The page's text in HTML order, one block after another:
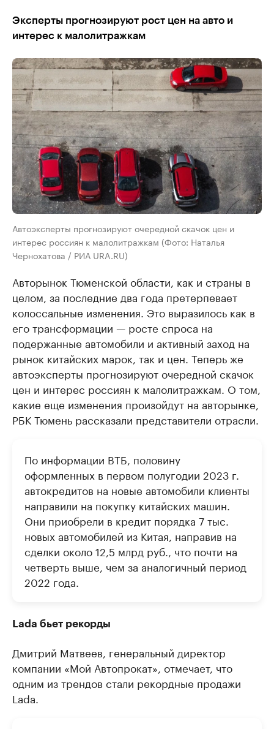
Эксперты прогнозируют рост цен на авто и
интерес к малолитражкам
Автоэксперты прогнозируют очередной скачок цен и
интерес россиян к малолитражкам (Фото: Наталья
Чернохатова / РИА URA.RU)
Авторынок Тюменской области, как и страны в
целом, за последние два года претерпевает
колоссальные изменения. Это выразилось как в
его трансформации — росте спроса на
подержанные автомобили и активный заход на
рынок китайских марок, так и цен. Теперь же
автоэксперты прогнозируют очередной скачок
цен и интерес россиян к малолитражкам. О том,
какие еще изменения произойдут на авторынке,
РБК Тюмень рассказали представители отрасли.
По информации ВТБ, половину
оформленных в первом полугодии 2023 г.
автокредитов на новые автомобили клиенты
направили на покупку китайских машин.
Они приобрели в кредит порядка 7 тыс.
новых автомобилей из Китая, направив на
сделки около 12,5 млрд руб., что почти на
четверть выше, чем за аналогичный период
2022 года.
Lada бьет рекорды
Дмитрий Матвеев, генеральный директор
компании «Мой Автопрокат», отмечает, что
одним из трендов стали рекордные продажи
Lada.